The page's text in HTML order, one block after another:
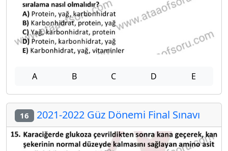
A B C D E
16 2021-2022 Güz Dönemi Final Sınavı